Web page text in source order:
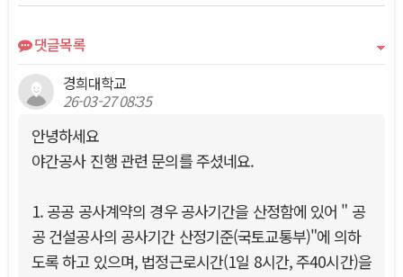
댓글목록
경희대학교
26-03-27 08:35
안녕하세요
야간공사 진행 관련 문의를 주셨네요.
1. 공공 공사계약의 경우 공사기간을 산정함에 있어 " 공
공 건설공사의 공사기간 산정기준(국토교통부)"에 의하
도록 하고 있으며, 법정근로시간(1일 8시간, 주40시간)을